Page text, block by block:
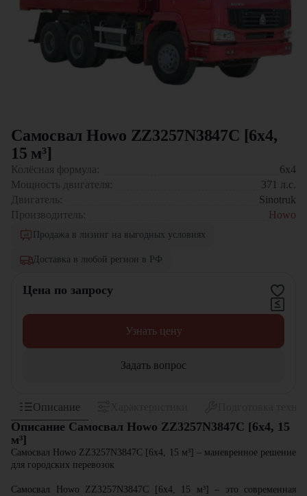
Самосвал Howo ZZ3257N3847C [6x4,
15 м³]
Колёсная формула:
6x4
Мощность двигателя:
371 л.с.
Двигатель:
Sinotruk
Производитель:
Howo
Продажа в лизинг на выгодных условиях
Доставка в любой регион в РФ
Цена по запросу
Узнать цену
Задать вопрос
Описание
Описание Самосвал Howo ZZ3257N3847C [6x4, 15
м³]
Самосвал Howo ZZ3257N3847C [6x4, 15 м³] – маневренное решение
для городских перевозок
Самосвал Howo ZZ3257N3847C [6x4, 15 м³] – это современная